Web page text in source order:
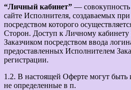
“Личный кабинет” —
сайте Исполнителя, создаваемых
посредством которого
Сторон. Доступ к Личному кабинету
Заказчиком посредством ввода
предоставленных Исполнителем
регистрации.
1.2. В настоящей Оферте могут быть
не определенные в п.